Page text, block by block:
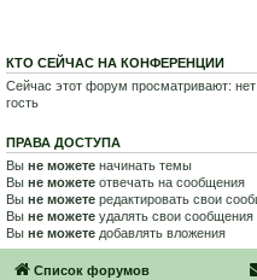
КТО СЕЙЧАС НА КОНФЕРЕНЦИИ
Сейчас этот форум просматривают:
гость
ПРАВА ДОСТУПА
Вы не можете начинать темы
Вы не можете отвечать на сообщения
Вы не можете редактировать свои
Вы не можете удалять свои сообщения
Вы не можете добавлять вложения
Список форумов